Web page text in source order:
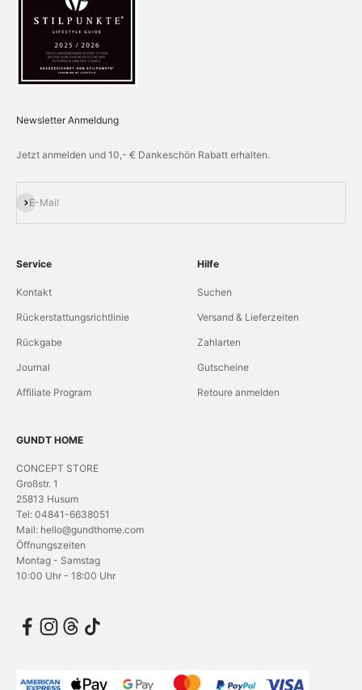
Newsletter Anmeldung
Jetzt anmelden und 10,- € Dankeschön Rabatt erhalten.
E-Mail
Abonnieren
Service
Kontakt
Rückerstattungsrichtlinie
Rückgabe
Journal
Affiliate Program
Hilfe
Suchen
Versand & Lieferzeiten
Zahlarten
Gutscheine
Retoure anmelden
GUNDT HOME
CONCEPT STORE
Großstr. 1
25813 Husum
Tel: 04841-6638051
Mail: hello@gundthome.com
Öffnungszeiten
Montag - Samstag
10:00 Uhr - 18:00 Uhr